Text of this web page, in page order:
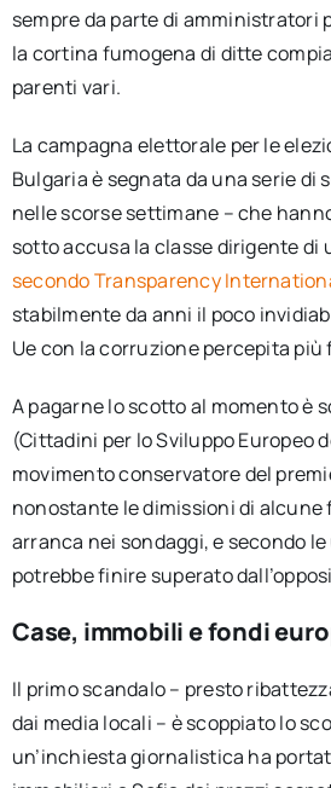
sempre da parte di amministratori
la cortina fumogena di ditte
parenti vari.
La campagna elettorale per le
Bulgaria è segnata da una serie di
nelle scorse settimane – che
sotto accusa la classe dirigente di
secondo Transparency
stabilmente da anni il poco
Ue con la corruzione percepita più
A pagarne lo scotto al momento è
(Cittadini per lo Sviluppo Europeo
movimento conservatore del
nonostante le dimissioni di alcune
arranca nei sondaggi, e secondo
potrebbe finire superato
Case, immobili e fondi
Il primo scandalo – presto
dai media locali – è scoppiato lo
un’inchiesta giornalistica ha